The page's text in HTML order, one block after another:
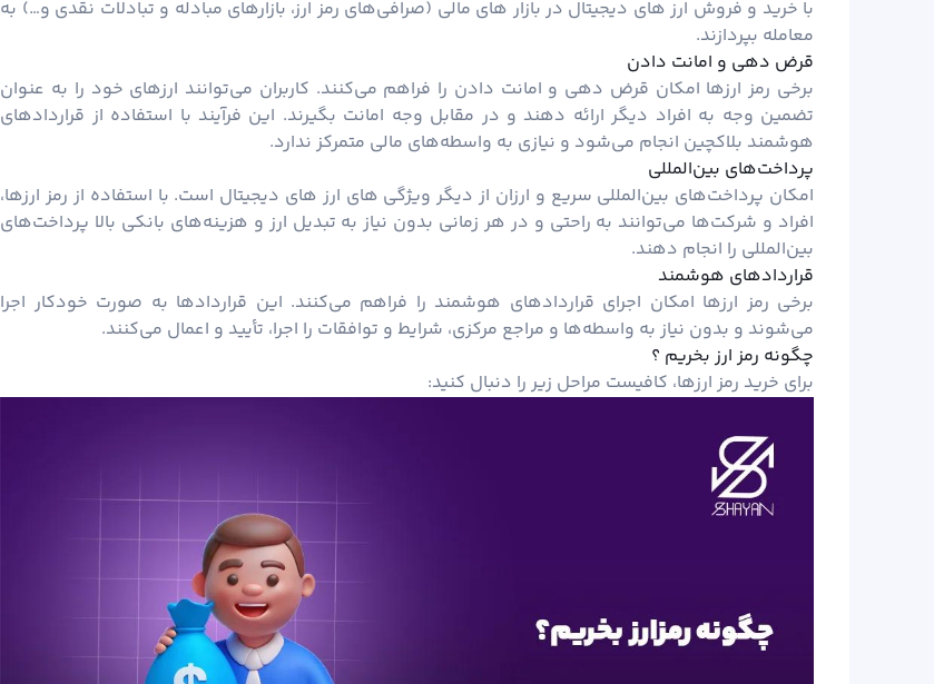
با خرید و فروش ارز های دیجیتال در بازار های مالی (صرافی‌های رمز ارز، بازارهای مبادله و تبادلات نقدی و…) به
معامله بپردازند.
قرض دهی و امانت دادن
برخی رمز ارزها امکان قرض دهی و امانت دادن را فراهم می‌کنند. کاربران می‌توانند ارزهای خود را به عنوان
تضمین وجه به افراد دیگر ارائه دهند و در مقابل وجه امانت بگیرند. این فرآیند با استفاده از قراردادهای
هوشمند بلاکچین انجام می‌شود و نیازی به واسطه‌های مالی متمرکز ندارد.
پرداخت‌های بین‌المللی
امکان پرداخت‌های بین‌المللی سریع و ارزان از دیگر ویژگی های ارز های دیجیتال است. با استفاده از رمز ارزها،
افراد و شرکت‌ها می‌توانند به راحتی و در هر زمانی بدون نیاز به تبدیل ارز و هزینه‌های بانکی بالا پرداخت‌های
بین‌المللی را انجام دهند.
قراردادهای هوشمند
برخی رمز ارزها امکان اجرای قراردادهای هوشمند را فراهم می‌کنند. این قراردادها به صورت خودکار اجرا
می‌شوند و بدون نیاز به واسطه‌ها و مراجع مرکزی، شرایط و توافقات را اجرا، تأیید و اعمال می‌کنند.
چگونه رمز ارز بخریم ؟
برای خرید رمز ارزها، کافیست مراحل زیر را دنبال کنید: